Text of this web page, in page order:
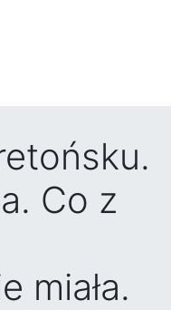
Co z
miała.